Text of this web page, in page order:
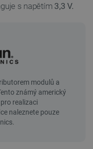
s napětím 3,3 V.